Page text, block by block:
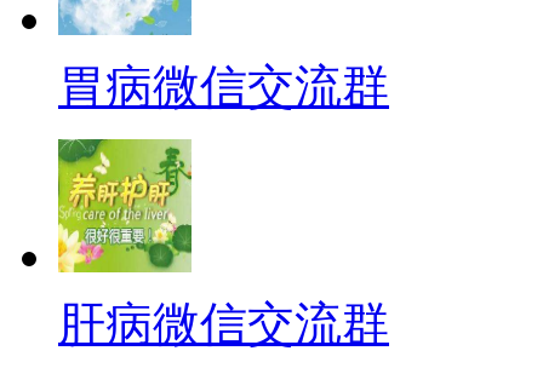
胃病微信交流群
肝病微信交流群